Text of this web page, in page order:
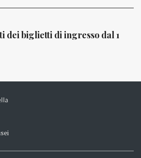
dei biglietti di ingresso dal 1